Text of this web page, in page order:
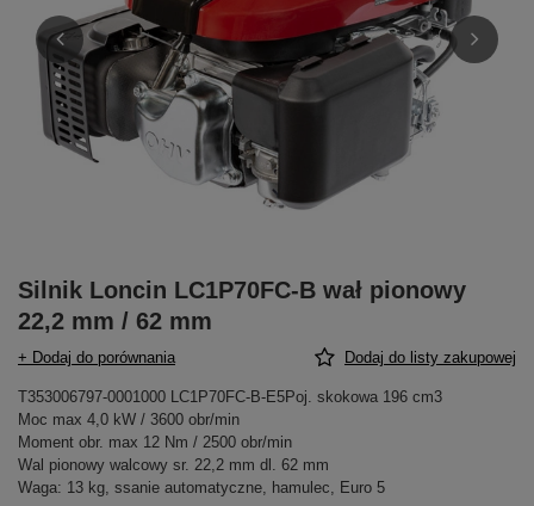
Silnik Loncin LC1P70FC-B wał pionowy
22,2 mm / 62 mm
+ Dodaj do porównania Dodaj do listy zakupowej
T353006797-0001000 LC1P70FC-B-E5Poj. skokowa 196 cm3
Moc max 4,0 kW / 3600 obr/min
Moment obr. max 12 Nm / 2500 obr/min
Wal pionowy walcowy sr. 22,2 mm dl. 62 mm
Waga: 13 kg, ssanie automatyczne, hamulec, Euro 5